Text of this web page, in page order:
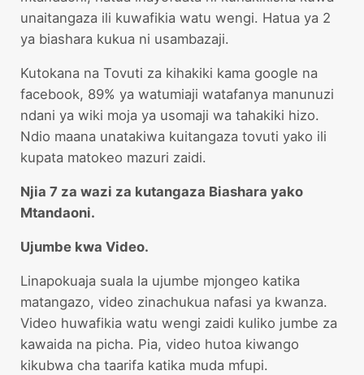
unaitangaza ili kuwafikia watu wengi. Hatua ya 2
ya biashara kukua ni usambazaji.
Kutokana na Tovuti za kihakiki kama google na
facebook, 89% ya watumiaji watafanya manunuzi
ndani ya wiki moja ya usomaji wa tahakiki hizo.
Ndio maana unatakiwa kuitangaza tovuti yako ili
kupata matokeo mazuri zaidi.
Njia 7 za wazi za kutangaza Biashara yako
Mtandaoni.
Ujumbe kwa Video.
Linapokuaja suala la ujumbe mjongeo katika
matangazo, video zinachukua nafasi ya kwanza.
Video huwafikia watu wengi zaidi kuliko jumbe za
kawaida na picha. Pia, video hutoa kiwango
kikubwa cha taarifa katika muda mfupi.